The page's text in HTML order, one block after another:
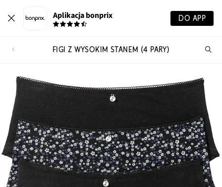
Aplikacja bonprix DO APP
FIGI Z WYSOKIM STANEM (4 PARY)